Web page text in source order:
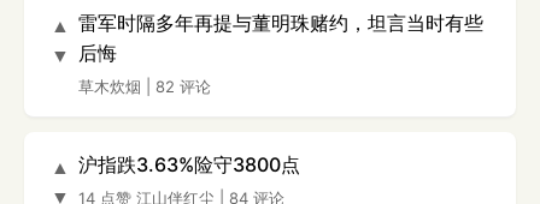
▲
▼
雷军时隔多年再提与董明珠赌约，坦言当时有些
后悔
草木炊烟 82 评论
▲
▼
沪指跌3.63%险守3800点
14 点赞 江山伴红尘 84 评论